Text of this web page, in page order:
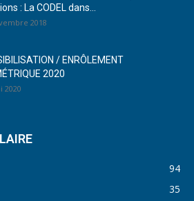
: La CODEL dans...
2018
/ ENRÔLEMENT
2020
2020
94
35